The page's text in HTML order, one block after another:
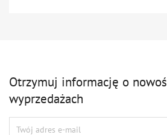
Otrzymuj informację o
wyprzedażach